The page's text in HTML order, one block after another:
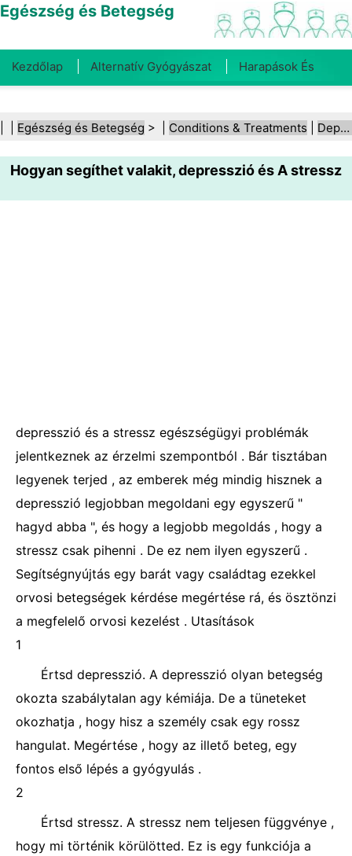
Egészség és Betegség
Kezdőlap Alternatív Gyógyászat Harapások És
Fogegészség Diéta És Táplálkozás Családi
Egészség Egészségügyi Ágazat Mentális Egészség
Közegészségügy És Biztonság Sebészet És
Egészség és Betegség > | Conditions & Treatments Depresszió
Hogyan segíthet valakit, depresszió és A stressz
depresszió és a stressz egészségügyi problémák
jelentkeznek az érzelmi szempontból . Bár tisztában
legyenek terjed , az emberek még mindig hisznek a
depresszió legjobban megoldani egy egyszerű "
hagyd abba ", és hogy a legjobb megoldás , hogy a
stressz csak pihenni . De ez nem ilyen egyszerű .
Segítségnyújtás egy barát vagy családtag ezekkel
orvosi betegségek kérdése megértése rá, és ösztönzi
a megfelelő orvosi kezelést . Utasítások
1
Értsd depresszió. A depresszió olyan betegség
okozta szabálytalan agy kémiája. De a tüneteket
okozhatja , hogy hisz a személy csak egy rossz
hangulat. Megértése , hogy az illető beteg, egy
fontos első lépés a gyógyulás .
2
Értsd stressz. A stressz nem teljesen függvénye ,
hogy mi történik körülötted. Ez is egy funkciója a